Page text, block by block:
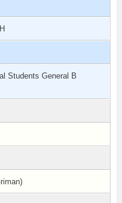
Students General B